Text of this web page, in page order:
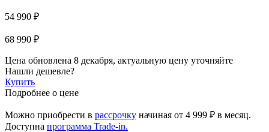
54 990 ₽
68 990 ₽
Цена обновлена 8 декабря, актуальную цену уточняйте
Нашли дешевле?
Купить
Подробнее о цене
Можно приобрести в рассрочку начиная от 4 999 ₽ в месяц.
Доступна программа Trade-in.